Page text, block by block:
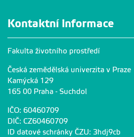
Kontaktní informace
Fakulta životního prostředí
Česká zemědělská univerzita v Praze
Kamýcká 129
165 00 Praha - Suchdol
IČO: 60460709
DIČ: CZ60460709
ID datové schránky ČZU: 3hdj9cb